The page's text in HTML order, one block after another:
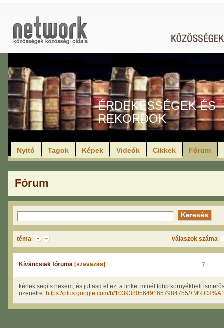
ÉRDEKESSÉGEK ÉS
REKORDOK
Nyitó Tagok Képek Videók Cikkek Fórum
Fórum
téma válaszok száma
Kíváncsiak fóruma [szavazás] 7
kérlek segíts nekem, és juttasd el ezt a linket minél több környékbeli
üzenetre. https://plus.google.com/b/103938056491657984755/